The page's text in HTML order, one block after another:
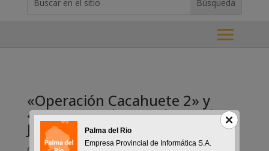
for...
«Operación Cacahuete 2» y
«Toc Toc», Cine en el Espacio
Joven
Palma del Rio
Empresa Provincial de Informática S.A.